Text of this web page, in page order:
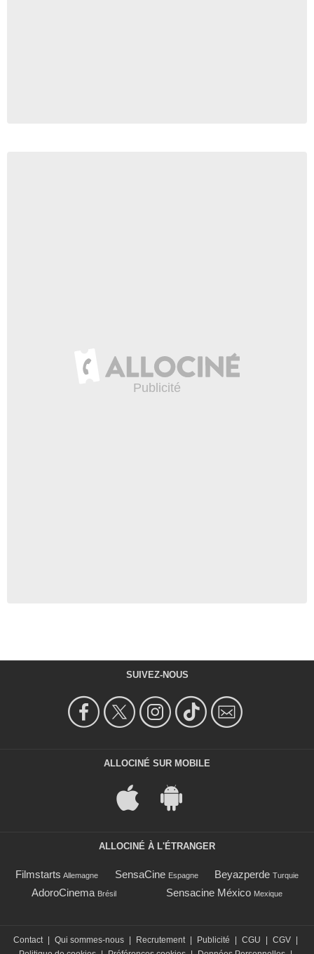
SUIVEZ-NOUS
ALLOCINÉ SUR MOBILE
ALLOCINÉ À L'ÉTRANGER
Filmstarts Allemagne SensaCine Espagne Beyazperde Turquie
AdoroCinema Brésil Sensacine México Mexique
Contact Qui sommes-nous Recrutement Publicité CGU CGV